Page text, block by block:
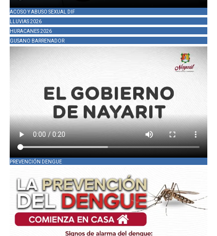
ACOSO Y ABUSO SEXUAL DIF
LLUVIAS 2026
HURACANES 2026
GUSANO BARRENADOR
PREVENCIÓN DENGUE